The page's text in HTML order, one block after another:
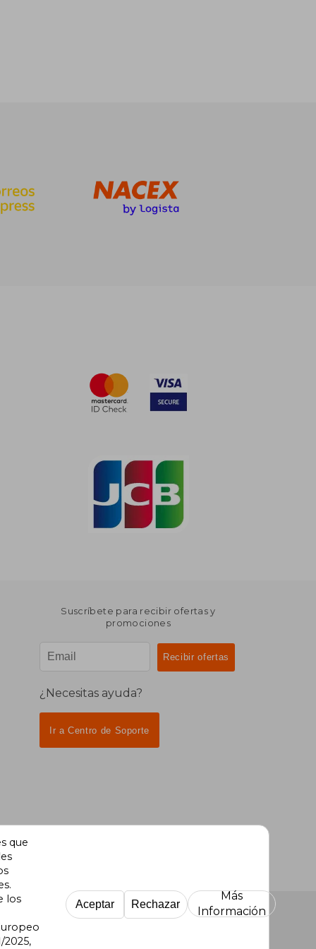
Suscríbete para recibir ofertas y
promociones
¿Necesitas ayuda?
Ir a Centro de Soporte
que
los
2025,
Aceptar Rechazar
Más
Información